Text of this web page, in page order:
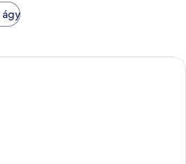
ágy
Egy hálószoba, amelyben egy ágy,